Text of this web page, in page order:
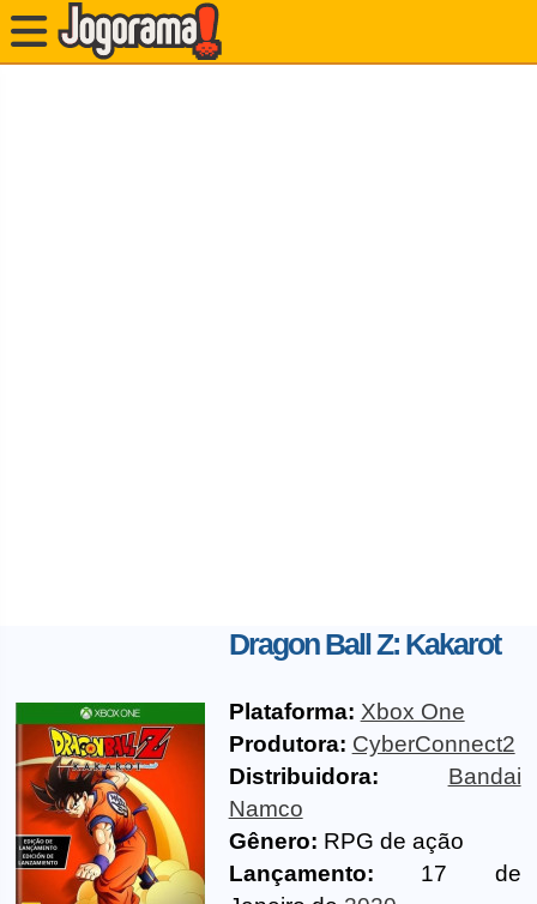
Dragon Ball Z: Kakarot
Plataforma: Xbox One
Produtora: CyberConnect2
Distribuidora:
Bandai
Namco
Gênero: RPG de ação
Lançamento: 17 de